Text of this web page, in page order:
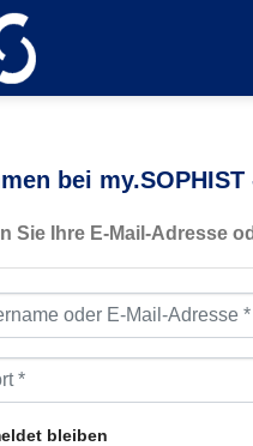
bei
Sie Ihre E-Mail-Adresse
oder E-Mail-Adresse
bleiben